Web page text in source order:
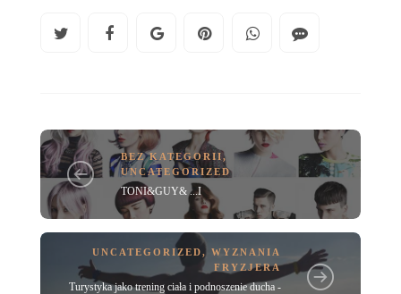
BEZ KATEGORII,
UNCATEGORIZED
TONI&GUY& ...I
UNCATEGORIZED, WYZNANIA
FRYZJERA
Turystyka jako trening ciała i podnoszenie ducha -